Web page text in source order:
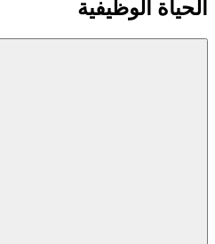
الحياة الوظيفية